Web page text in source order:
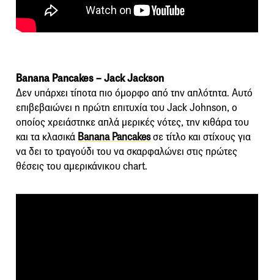
Banana Pancakes – Jack Jackson
Δεν υπάρχει τίποτα πιο όμορφο από την απλότητα. Αυτό
επιβεβαιώνει η πρώτη επιτυχία του Jack Johnson, ο
οποίος χρειάστηκε απλά μερικές νότες, την κιθάρα του
και τα κλασικά Banana Pancakesσε τίτλο και στίχους για
να δει το τραγούδι του να σκαρφαλώνει στις πρώτες
θέσεις του αμερικάνικου chart.